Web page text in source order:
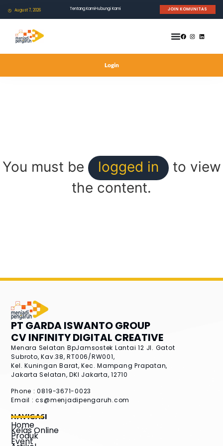
August 7, 2026 Tentang KamiHubungi Kami JOIN KOMUNITAS
Login
You must be logged in
to view
the content.
PT GARDA ISWANTO GROUP
CV INFINITY DIGITAL CREATIVE
Menara Selatan BpJamsostek Lantai 12 Jl. Gatot
Subroto, Kav.38, RT006/RW001,
Kel. Kuningan Barat, Kec. Mampang Prapatan,
Jakarta Selatan, DKI Jakarta, 12710
Phone : 0819-3671-0023
Email :cs@menjadipengaruh.com
NAVIGASI
Home
Kelas Online
Produk
Event